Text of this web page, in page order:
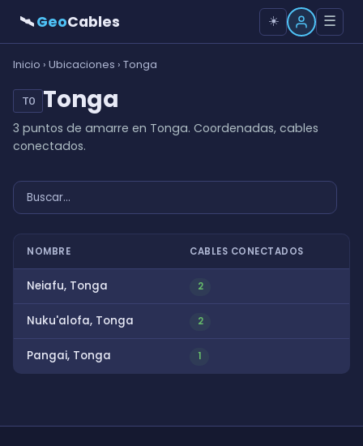
🛰GeoCables ☀️ ☰
Inicio › Ubicaciones › Tonga
TO Tonga
3 puntos de amarre en Tonga. Coordenadas, cables
conectados.
NOMBRE CABLES CONECTADOS
Neiafu, Tonga 2
Nuku'alofa, Tonga 2
Pangai, Tonga 1